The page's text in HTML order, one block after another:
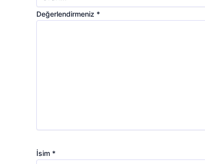
Değerlendirmeniz *
İsim *